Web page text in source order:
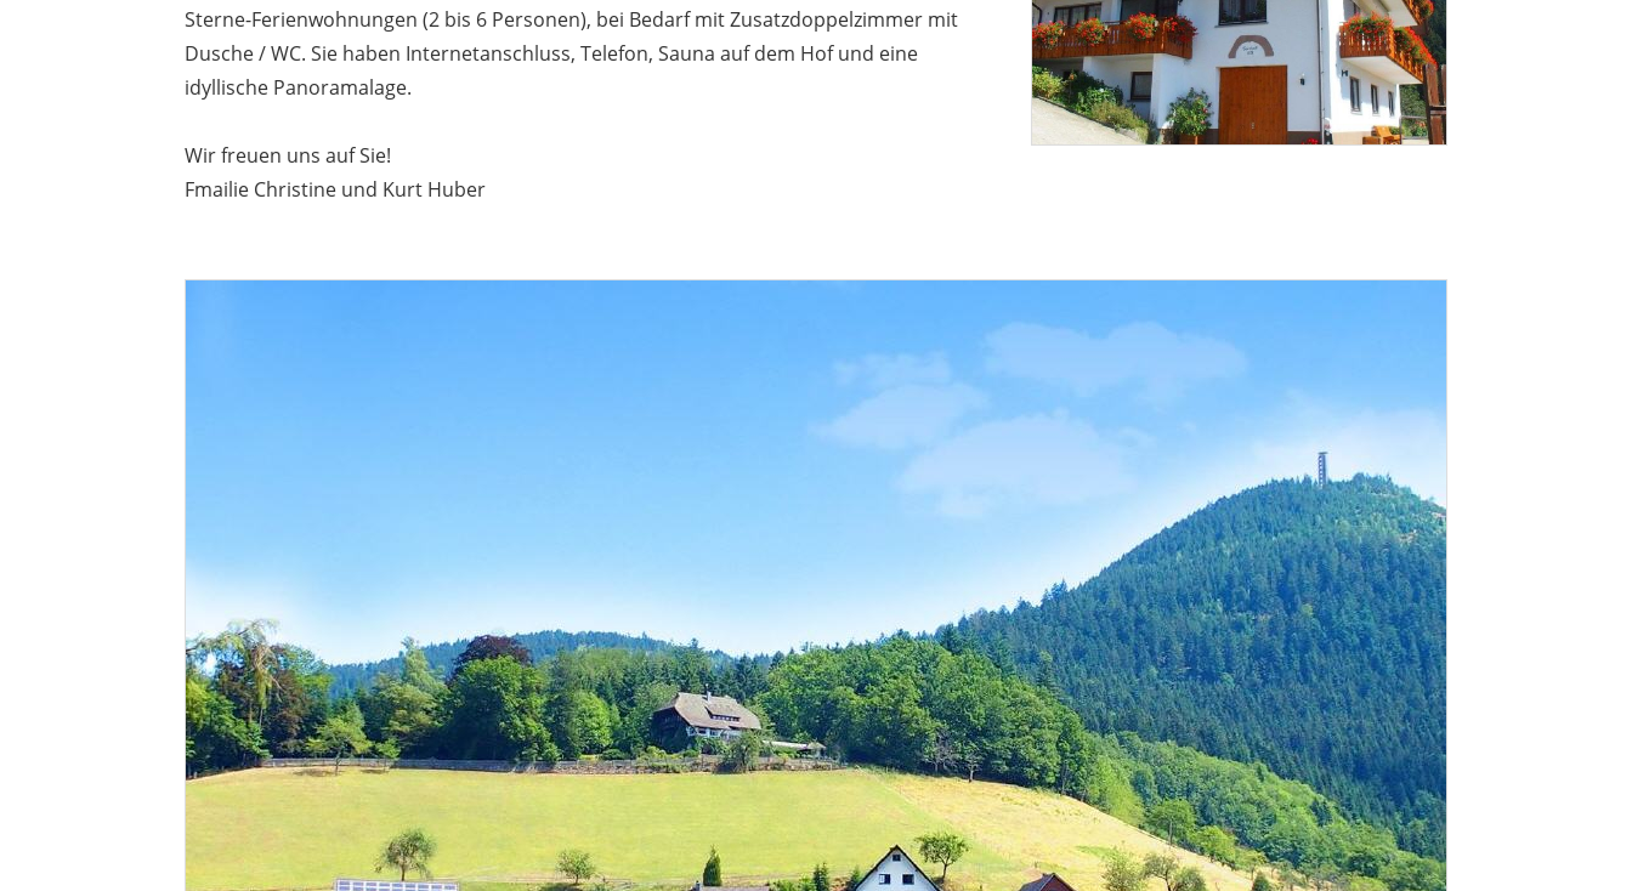
Sterne-Ferienwohnungen (2 bis 6 Personen), bei Bedarf mit Zusatzdoppelzimmer mit
Dusche / WC. Sie haben Internetanschluss, Telefon, Sauna auf dem Hof und eine
idyllische Panoramalage.
Wir freuen uns auf Sie!
Fmailie Christine und Kurt Huber